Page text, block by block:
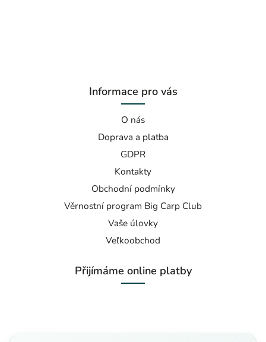
Informace pro vás
O nás
Doprava a platba
GDPR
Kontakty
Obchodní podmínky
Věrnostní program Big Carp Club
Vaše úlovky
Veľkoobchod
Přijímáme online platby